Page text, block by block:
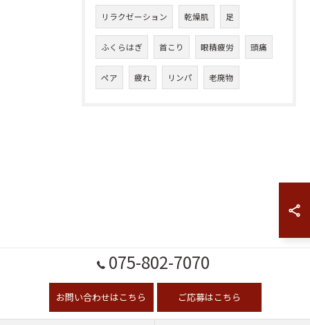
リラクゼーション 乾燥肌 足
ふくらはぎ 首こり 眼精疲労 頭痛
ペア 疲れ リンパ 老廃物
075-802-7070
お問い合わせはこちら ご応募はこちら